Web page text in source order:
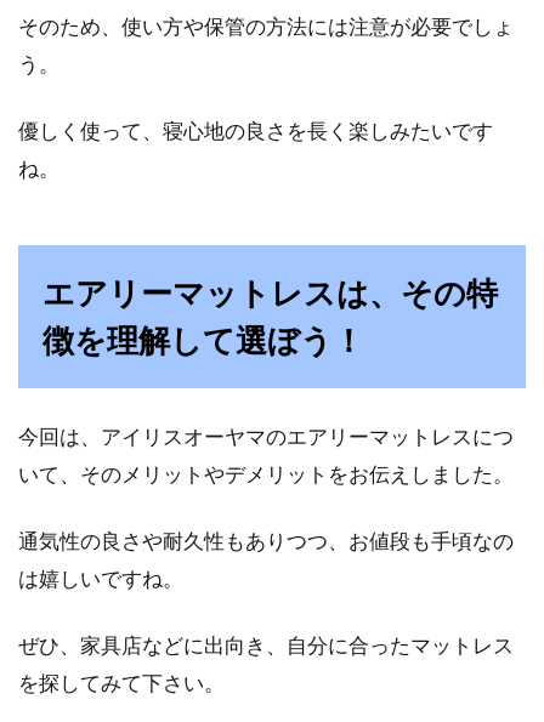
そのため、使い方や保管の方法には注意が必要でしょ
う。
優しく使って、寝心地の良さを長く楽しみたいです
ね。
エアリーマットレスは、その特
徴を理解して選ぼう！
今回は、アイリスオーヤマのエアリーマットレスにつ
いて、そのメリットやデメリットをお伝えしました。
通気性の良さや耐久性もありつつ、お値段も手頃なの
は嬉しいですね。
ぜひ、家具店などに出向き、自分に合ったマットレス
を探してみて下さい。